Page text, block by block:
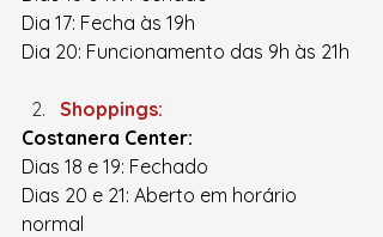
Dia 17: Fecha às 19h
Dia 20: Funcionamento das 9h às 21h
Shoppings:
Costanera Center:
Dias 18 e 19: Fechado
Dias 20 e 21: Aberto em horário
normal